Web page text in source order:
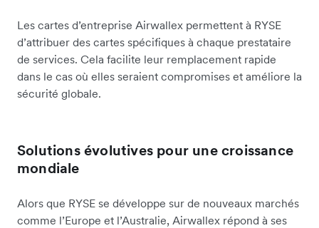
Les cartes d’entreprise Airwallex permettent à RYSE
d’attribuer des cartes spécifiques à chaque prestataire
de services. Cela facilite leur remplacement rapide
dans le cas où elles seraient compromises et améliore la
sécurité globale.
Solutions évolutives pour une croissance
mondiale
Alors que RYSE se développe sur de nouveaux marchés
comme l’Europe et l’Australie, Airwallex répond à ses